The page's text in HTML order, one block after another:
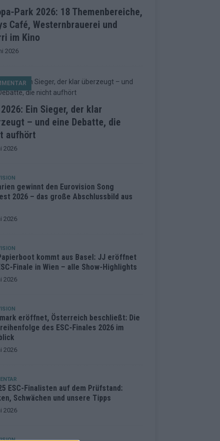
Park 2026: 18 Themenbereiche,
Café, Westernbrauerei und
im Kino
2026
2026: Ein Sieger, der klar
– und eine Debatte, die
aufhört
2026
gewinnt den Eurovision Song
2026 – das große Abschlussbild aus
2026
kommt aus Basel: JJ eröffnet
Finale in Wien – alle Show-Highlights
2026
eröffnet, Österreich beschließt: Die
des ESC-Finales 2026 im
2026
ESC-Finalisten auf dem Prüfstand:
Schwächen und unsere Tipps
2026